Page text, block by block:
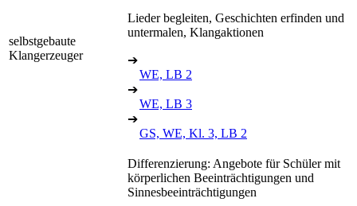
selbstgebaute
Klangerzeuger
Lieder begleiten, Geschichten erfinden und
untermalen, Klangaktionen
➔
WE, LB 2
➔
WE, LB 3
➔
GS, WE, Kl. 3, LB 2
Differenzierung: Angebote für Schüler mit
körperlichen Beeinträchtigungen und
Sinnesbeeinträchtigungen